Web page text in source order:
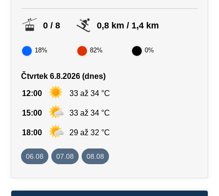
0 / 8 0,8 km / 1,4 km
18% 82% 0%
Čtvrtek 6.8.2026 (dnes)
12:00 33 až 34 °C
15:00 33 až 34 °C
18:00 29 až 32 °C
06.08 07.08 08.08